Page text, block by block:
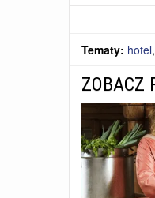
Tematy: hotel,
ZOBACZ